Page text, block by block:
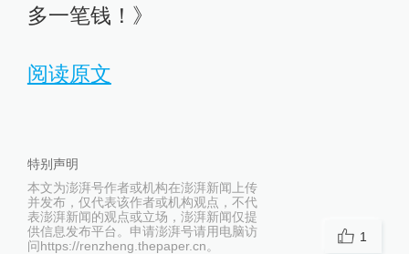
多一笔钱！》
阅读原文
特别声明
本文为澎湃号作者或机构在澎湃新闻上传
并发布，仅代表该作者或机构观点，不代
表澎湃新闻的观点或立场，澎湃新闻仅提
供信息发布平台。申请澎湃号请用电脑访
问https://renzheng.thepaper.cn。
1